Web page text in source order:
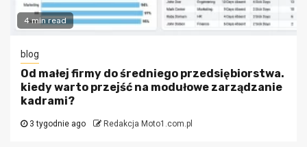
4 min read
blog
Od małej firmy do średniego przedsiębiorstwa.
kiedy warto przejść na modułowe zarządzanie
kadrami?
3 tygodnie ago Redakcja Moto1.com.pl